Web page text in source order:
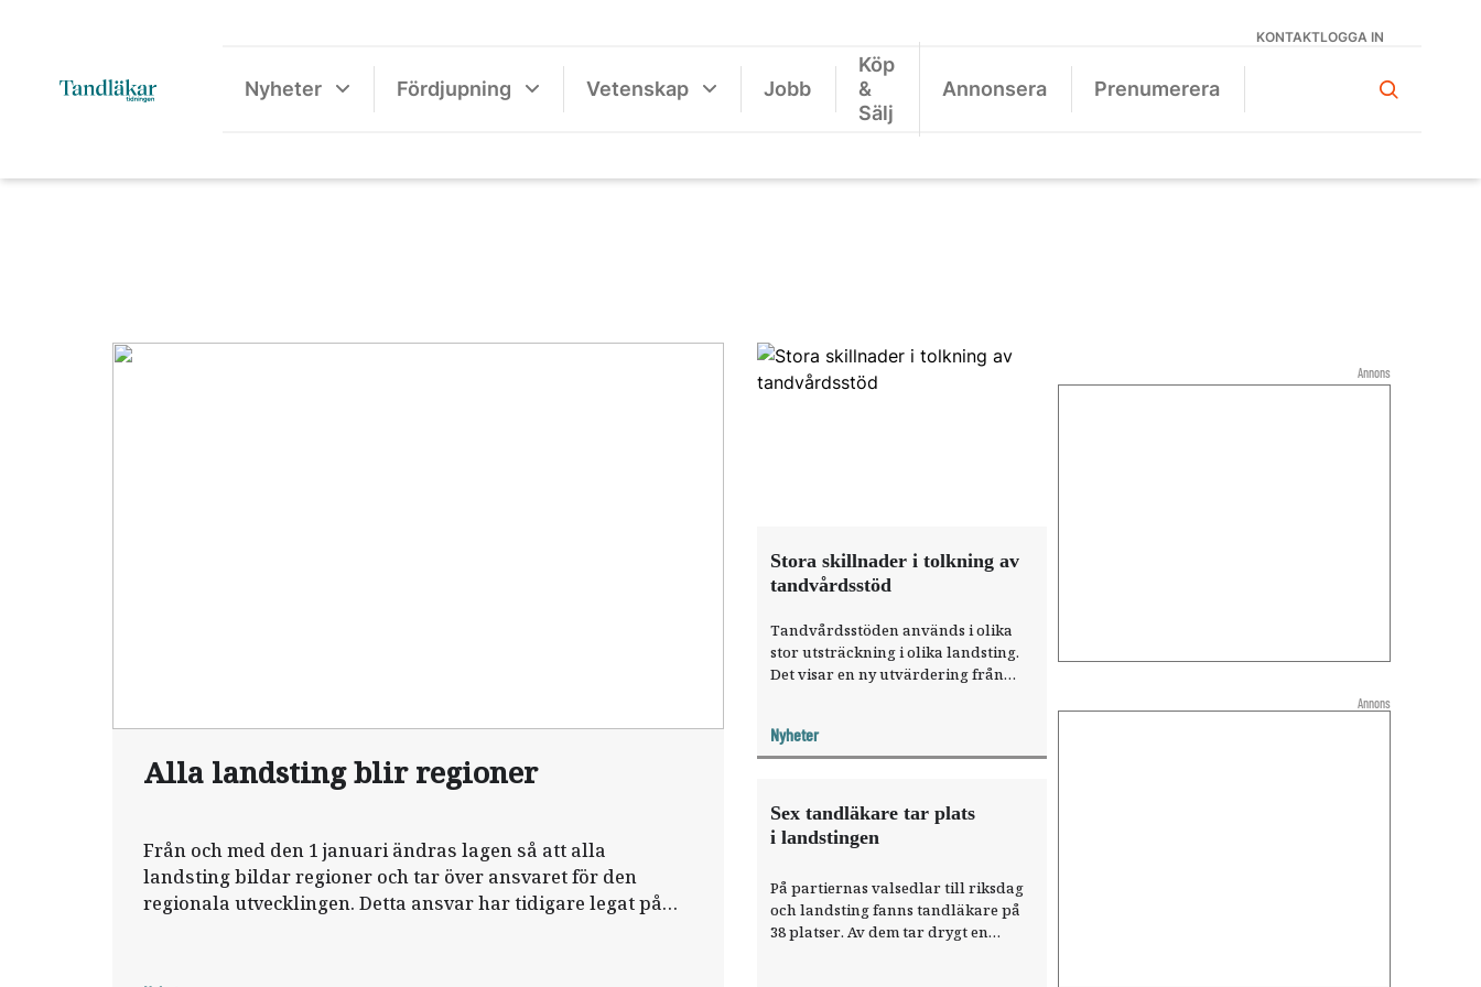
KONTAKTLOGGA IN
Nyheter Fördjupning Vetenskap Jobb
Köp
&
Sälj
Annonsera Prenumerera
Alla landsting blir regioner
Från och med den 1 januari ändras lagen så att alla
landsting bildar regioner och tar över ansvaret för den
regionala utvecklingen. Detta ansvar har tidigare legat på
Stora skillnader i tolkning av
tandvårdsstöd
Tandvårdsstöden används i olika
stor utsträckning i olika landsting.
Det visar en ny utvärdering från
Nyheter
Sex tandläkare tar plats
i landstingen
På partiernas valsedlar till riksdag
och landsting fanns tandläkare på
38 platser. Av dem tar drygt en
Annons
Annons